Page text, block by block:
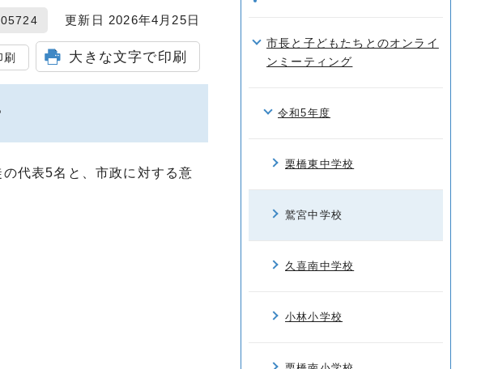
更新日 2026年4月25日
刷 大きな文字で印刷
代表5名と、市政に対する意
市長と子どもたちとのオンライ
ンミーティング
令和5年度
栗橋東中学校
鷲宮中学校
久喜南中学校
小林小学校